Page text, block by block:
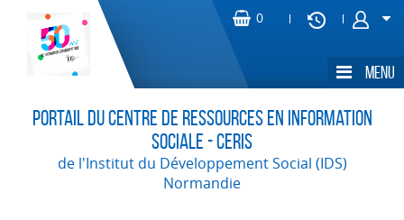
Portail du Centre de Ressources en Information
Sociale - CERIS
de l'Institut du Développement Social (IDS)
Normandie